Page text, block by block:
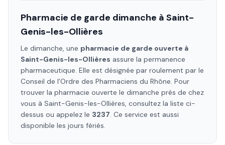
Pharmacie de garde dimanche à Saint-
Genis-les-Ollières
Le dimanche, une pharmacie de garde ouverte à
Saint-Genis-les-Ollières assure la permanence
pharmaceutique. Elle est désignée par roulement par le
Conseil de l'Ordre des Pharmaciens du Rhône. Pour
trouver la pharmacie ouverte le dimanche près de chez
vous à Saint-Genis-les-Ollières, consultez la liste ci-
dessus ou appelez le 3237. Ce service est aussi
disponible les jours fériés.